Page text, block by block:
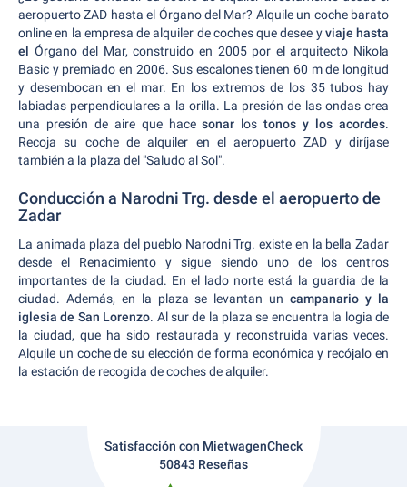
aeropuerto ZAD hasta el Órgano del Mar? Alquile un coche barato
online en la empresa de alquiler de coches que desee yviaje hasta
el Órgano del Mar, construido en 2005 por el arquitecto Nikola
Basic y premiado en 2006. Sus escalones tienen 60 m de longitud
y desembocan en el mar. En los extremos de los 35 tubos hay
labiadas perpendiculares a la orilla. La presión de las ondas crea
una presión de aire que hacesonar lostonos y los acordes.
Recoja su coche de alquiler en el aeropuerto ZAD y diríjase
también a la plaza del "Saludo al Sol".
Conducción a Narodni Trg. desde el aeropuerto de
Zadar
La animada plaza del pueblo Narodni Trg. existe en la bella Zadar
desde el Renacimiento y sigue siendo uno de los centros
importantes de la ciudad. En el lado norte está la guardia de la
ciudad. Además, en la plaza se levantan uncampanario y la
iglesia de San Lorenzo. Al sur de la plaza se encuentra la logia de
la ciudad, que ha sido restaurada y reconstruida varias veces.
Alquile un coche de su elección de forma económica y recójalo en
la estación de recogida de coches de alquiler.
Satisfacción con MietwagenCheck
50843 Reseñas